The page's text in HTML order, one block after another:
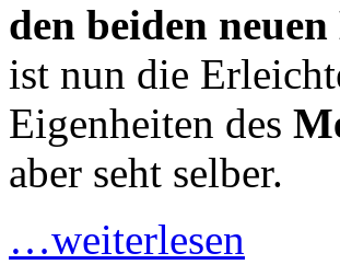
den beiden neuen
ist nun die
Eigenheiten des
aber seht selber.
…weiterlesen